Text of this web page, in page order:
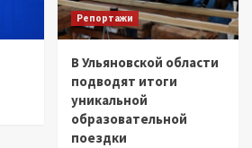
Репортажи
В Ульяновской области
подводят итоги
уникальной
образовательной
поездки